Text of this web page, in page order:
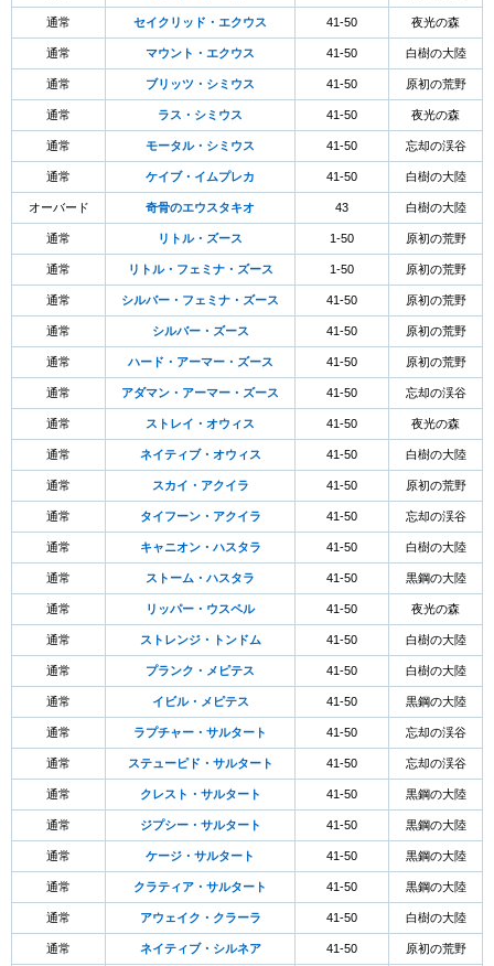
通常 セイクリッド・エクウス 41-50 夜光の森
通常 マウント・エクウス 41-50 白樹の大陸
通常 ブリッツ・シミウス 41-50 原初の荒野
通常 ラス・シミウス 41-50 夜光の森
通常 モータル・シミウス 41-50 忘却の渓谷
通常 ケイブ・イムプレカ 41-50 白樹の大陸
オーバード 奇骨のエウスタキオ 43 白樹の大陸
通常 リトル・ズース 1-50 原初の荒野
通常 リトル・フェミナ・ズース 1-50 原初の荒野
通常 シルバー・フェミナ・ズース 41-50 原初の荒野
通常 シルバー・ズース 41-50 原初の荒野
通常 ハード・アーマー・ズース 41-50 原初の荒野
通常 アダマン・アーマー・ズース 41-50 忘却の渓谷
通常 ストレイ・オウィス 41-50 夜光の森
通常 ネイティブ・オウィス 41-50 白樹の大陸
通常 スカイ・アクイラ 41-50 原初の荒野
通常 タイフーン・アクイラ 41-50 忘却の渓谷
通常 キャニオン・ハスタラ 41-50 白樹の大陸
通常 ストーム・ハスタラ 41-50 黒鋼の大陸
通常 リッパー・ウスペル 41-50 夜光の森
通常 ストレンジ・トンドム 41-50 白樹の大陸
通常 プランク・メピテス 41-50 白樹の大陸
通常 イビル・メピテス 41-50 黒鋼の大陸
通常 ラプチャー・サルタート 41-50 忘却の渓谷
通常 ステューピド・サルタート 41-50 忘却の渓谷
通常 クレスト・サルタート 41-50 黒鋼の大陸
通常 ジプシー・サルタート 41-50 黒鋼の大陸
通常 ケージ・サルタート 41-50 黒鋼の大陸
通常 クラティア・サルタート 41-50 黒鋼の大陸
通常 アウェイク・クラーラ 41-50 白樹の大陸
通常 ネイティブ・シルネア 41-50 原初の荒野